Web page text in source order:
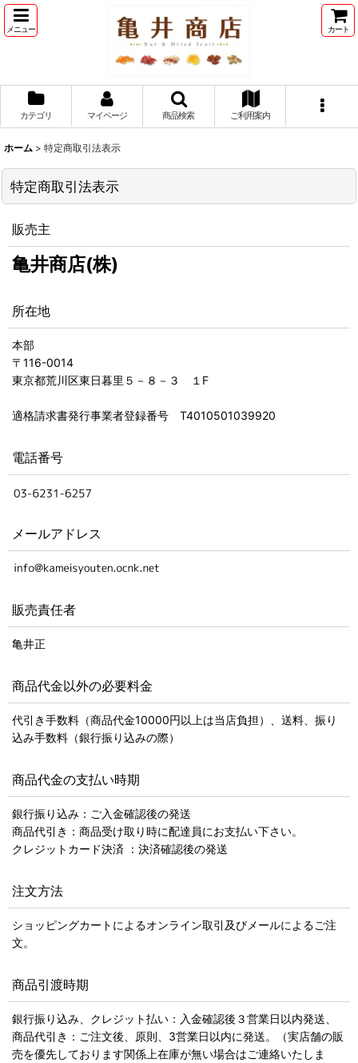
メニュー カート
カテゴリ マイページ 商品検索 ご利用案内
ホーム > 特定商取引法表示
特定商取引法表示
販売主
亀井商店(株)
所在地
本部
〒116-0014
東京都荒川区東日暮里５－８－３ １F
適格請求書発行事業者登録番号 T4010501039920
電話番号
メールアドレス
販売責任者
亀井正
商品代金以外の必要料金
代引き手数料（商品代金10000円以上は当店負担）、送料、振り
込み手数料（銀行振り込みの際）
商品代金の支払い時期
銀行振り込み：ご入金確認後の発送
商品代引き：商品受け取り時に配達員にお支払い下さい。
クレジットカード決済 ：決済確認後の発送
注文方法
ショッピングカートによるオンライン取引及びメールによるご注
文。
商品引渡時期
銀行振り込み、クレジット払い：入金確認後３営業日以内発送、
商品代引き：ご注文後、原則、3営業日以内に発送。（実店舗の販
売を優先しております関係上在庫が無い場合はご連絡いたしま